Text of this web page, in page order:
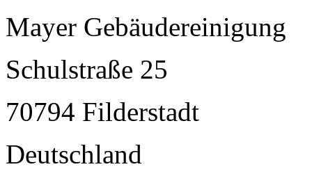
Mayer Gebäudereinigung
Schulstraße 25
70794 Filderstadt
Deutschland